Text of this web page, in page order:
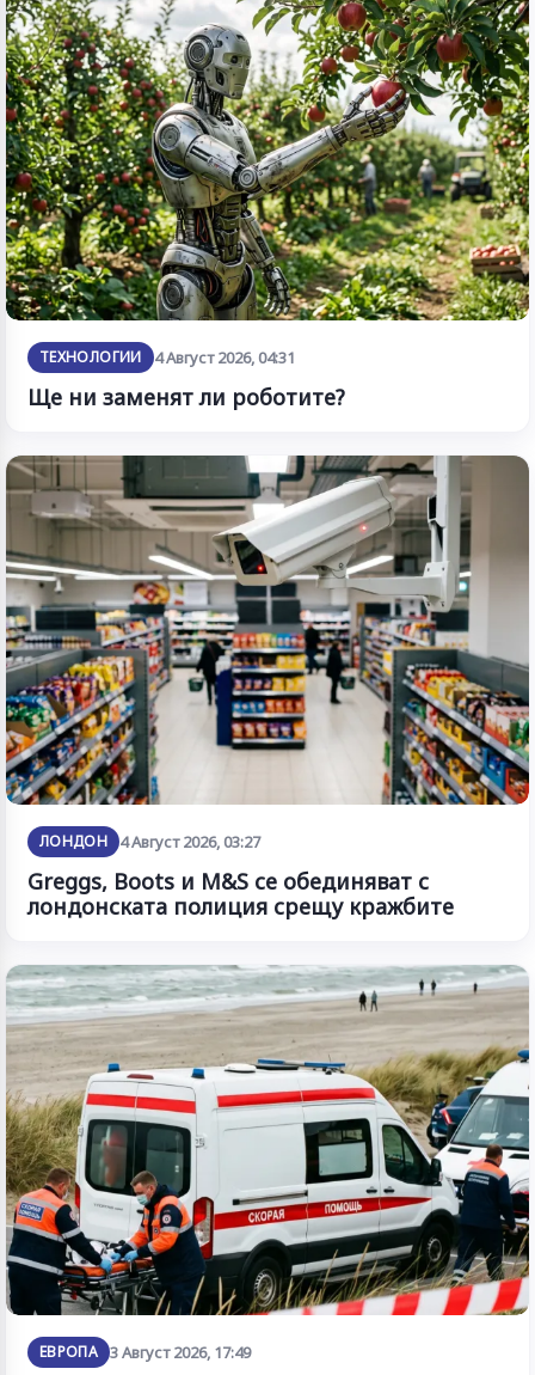
ТЕХНОЛОГИИ 4 Август 2026, 04:31
Ще ни заменят ли роботите?
ЛОНДОН 4 Август 2026, 03:27
Greggs, Boots и M&S се обединяват с
лондонската полиция срещу кражбите
ЕВРОПА 3 Август 2026, 17:49